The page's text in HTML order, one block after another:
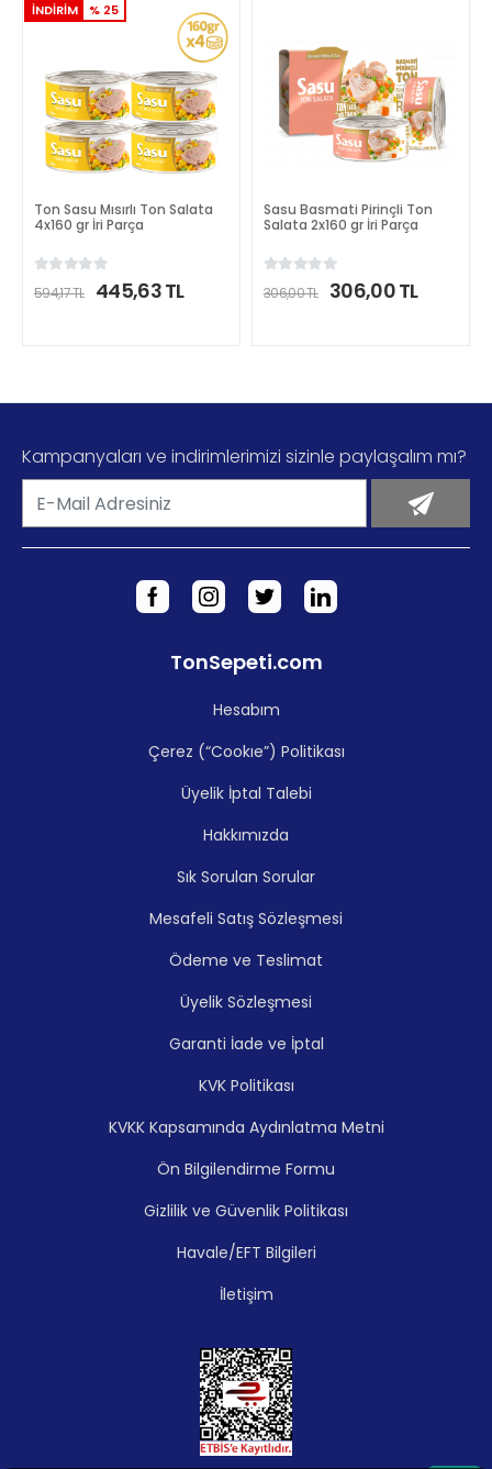
İNDİRİM % 25
Ton Sasu Mısırlı Ton Salata
4x160 gr İri Parça
594,17 TL 445,63 TL
Sasu Basmati Pirinçli Ton
Salata 2x160 gr İri Parça
306,00 TL 306,00 TL
Kampanyaları ve indirimlerimizi sizinle paylaşalım mı?
TonSepeti.com
Hesabım
Çerez (“Cookıe”) Politikası
Üyelik İptal Talebi
Hakkımızda
Sık Sorulan Sorular
Mesafeli Satış Sözleşmesi
Ödeme ve Teslimat
Üyelik Sözleşmesi
Garanti İade ve İptal
KVK Politikası
KVKK Kapsamında Aydınlatma Metni
Ön Bilgilendirme Formu
Gizlilik ve Güvenlik Politikası
Havale/EFT Bilgileri
İletişim